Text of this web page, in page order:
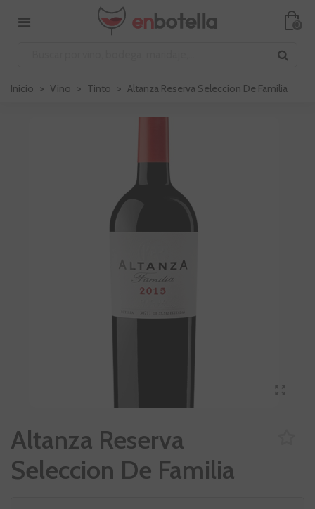
0
Inicio > Vino > Tinto > Altanza Reserva Seleccion De Familia
Altanza Reserva
Seleccion De Familia